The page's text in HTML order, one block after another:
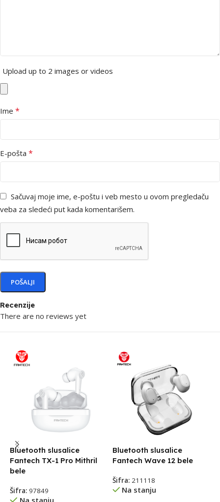
Recenzije
There are no reviews yet
Upload up to 2 images or videos
Ime *
E-pošta *
Sačuvaj moje ime, e-poštu i veb mesto u ovom pregledaču
veba za sledeći put kada komentarišem.
Bluetooth slusalice
Fantech TX-1 Pro Mithril
bele
Šifra: 97849
Na stanju
Bluetooth slusalice
Fantech Wave 12 bele
Šifra: 211118
Na stanju